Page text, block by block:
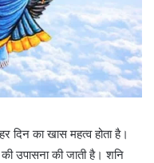
दिन का खास महत्व होता है।
उपासना की जाती है। शनि